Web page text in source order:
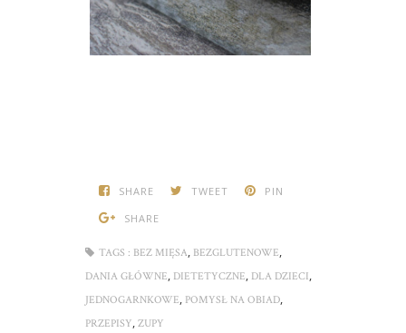
SHARE TWEET
PIN
SHARE
TAGS : BEZ MIĘSA, BEZGLUTENOWE,
DANIA GŁÓWNE, DIETETYCZNE, DLA DZIECI,
JEDNOGARNKOWE, POMYSŁ NA OBIAD,
PRZEPISY, ZUPY